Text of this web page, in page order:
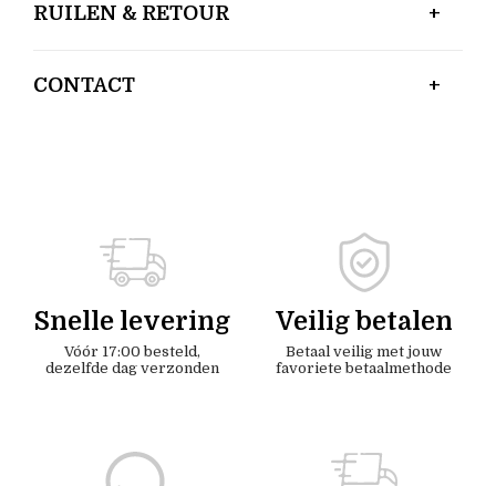
RUILEN & RETOUR
CONTACT
Snelle levering
Vóór 17:00 besteld,
dezelfde dag verzonden
Veilig betalen
Betaal veilig met jouw
favoriete betaalmethode